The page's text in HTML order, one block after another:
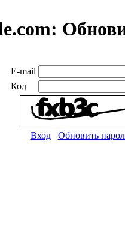
E-mail
Код
Вход Обновить